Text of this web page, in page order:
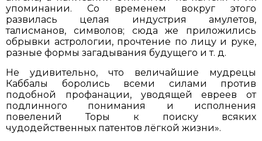
упоминании. Со временем вокруг этого
развилась целая индустрия амулетов,
талисманов, символов; сюда же приложились
обрывки астрологии, прочтение по лицу и руке,
разные формы загадывания будущего и т. д.
Не удивительно, что величайшие мудрецы
Каббалы боролись всеми силами против
подобной профанации, уводящей евреев от
подлинного понимания и исполнения
повелений Торы к поиску всяких
чудодейственных патентов лёгкой жизни».